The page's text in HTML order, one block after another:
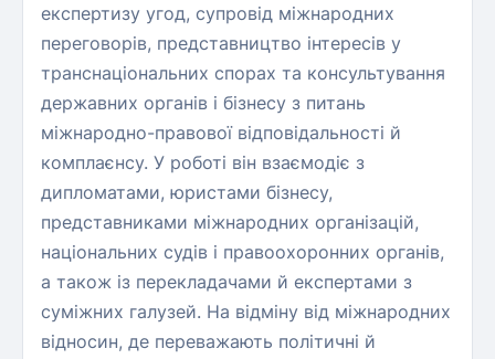
експертизу угод, супровід міжнародних
переговорів, представництво інтересів у
транснаціональних спорах та консультування
державних органів і бізнесу з питань
міжнародно-правової відповідальності й
комплаєнсу. У роботі він взаємодіє з
дипломатами, юристами бізнесу,
представниками міжнародних організацій,
національних судів і правоохоронних органів,
а також із перекладачами й експертами з
суміжних галузей. На відміну від міжнародних
відносин, де переважають політичні й